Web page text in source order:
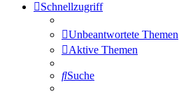
Schnellzugriff
Unbeantwortete Themen
Aktive Themen
Suche